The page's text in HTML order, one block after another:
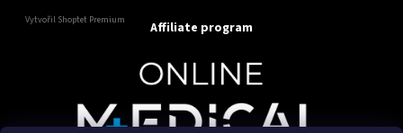
Vytvořil Shoptet Premium Affiliate program